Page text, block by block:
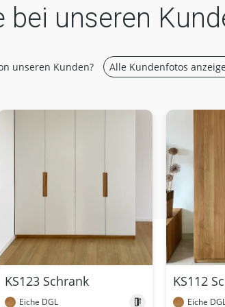
bei unseren
unseren Kunden? Alle Kundenfotos
KS123 Schrank
Eiche DGL
KS112
Eiche